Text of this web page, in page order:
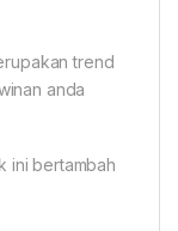
trend
anda
ini bertambah